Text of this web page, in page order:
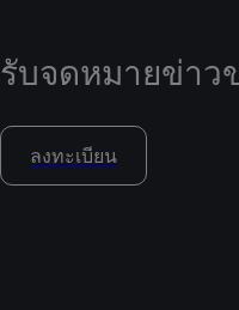
รับจดหมายข่าว
ลงทะเบียน